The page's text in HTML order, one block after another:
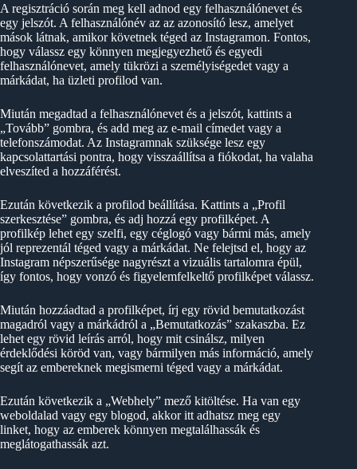
A regisztráció során meg kell adnod egy felhasználónevet és
egy jelszót. A felhasználónév az az azonosító lesz, amelyet
mások látnak, amikor követnek téged az Instagramon. Fontos,
hogy válassz egy könnyen megjegyezhető és egyedi
felhasználónevet, amely tükrözi a személyiségedet vagy a
márkádat, ha üzleti profilod van.
Miután megadtad a felhasználónevet és a jelszót, kattints a
„Tovább” gombra, és add meg az e-mail címedet vagy a
telefonszámodat. Az Instagramnak szüksége lesz egy
kapcsolattartási pontra, hogy visszaállítsa a fiókodat, ha valaha
elveszíted a hozzáférést.
Ezután következik a profilod beállítása. Kattints a „Profil
szerkesztése” gombra, és adj hozzá egy profilképet. A
profilkép lehet egy szelfi, egy céglogó vagy bármi más, amely
jól reprezentál téged vagy a márkádat. Ne felejtsd el, hogy az
Instagram népszerűsége nagyrészt a vizuális tartalomra épül,
így fontos, hogy vonzó és figyelemfelkeltő profilképet válassz.
Miután hozzáadtad a profilképet, írj egy rövid bemutatkozást
magadról vagy a márkádról a „Bemutatkozás” szakaszba. Ez
lehet egy rövid leírás arról, hogy mit csinálsz, milyen
érdeklődési köröd van, vagy bármilyen más információ, amely
segít az embereknek megismerni téged vagy a márkádat.
Ezután következik a „Webhely” mező kitöltése. Ha van egy
weboldalad vagy egy blogod, akkor itt adhatsz meg egy
linket, hogy az emberek könnyen megtalálhassák és
meglátogathassák azt.